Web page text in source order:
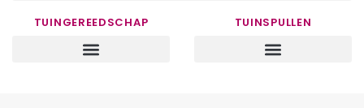
TUINGEREEDSCHAP TUINSPULLEN